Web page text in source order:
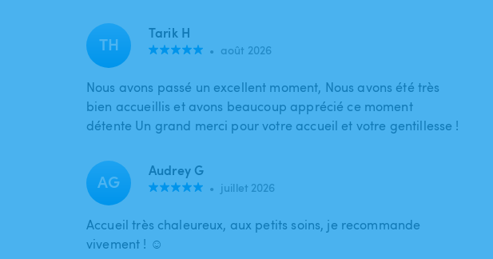
TH Tarik H
• août 2026
Nous avons passé un excellent moment, Nous avons été très
bien accueillis et avons beaucoup apprécié ce moment
détente Un grand merci pour votre accueil et votre gentillesse !
AG Audrey G
• juillet 2026
Accueil très chaleureux, aux petits soins, je recommande
vivement ! ☺️